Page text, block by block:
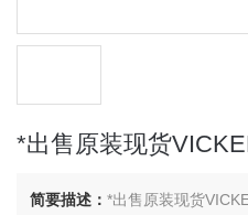
*出售原装现货
简要描述：*出售原装现货